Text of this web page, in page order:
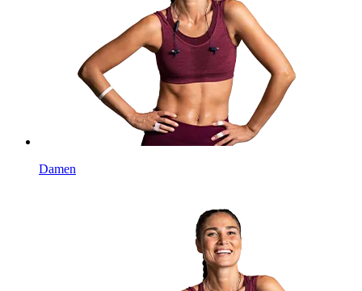
Damen